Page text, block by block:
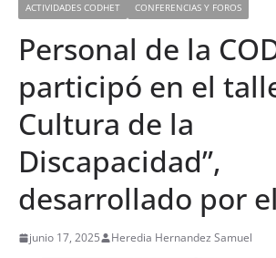
ACTIVIDADES CODHET CONFERENCIAS Y FOROS
Personal de la
participó en el
Cultura de la
Discapacidad”,
desarrollado por el
junio 17, 2025 Heredia Hernandez Samuel